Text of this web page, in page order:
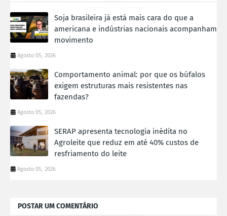
Soja brasileira já está mais cara do que a
americana e indústrias nacionais acompanham
movimento
Agosto 05, 2026
Comportamento animal: por que os búfalos
exigem estruturas mais resistentes nas
fazendas?
Agosto 05, 2026
SERAP apresenta tecnologia inédita no
Agroleite que reduz em até 40% custos de
resfriamento do leite
Agosto 05, 2026
POSTAR UM COMENTÁRIO